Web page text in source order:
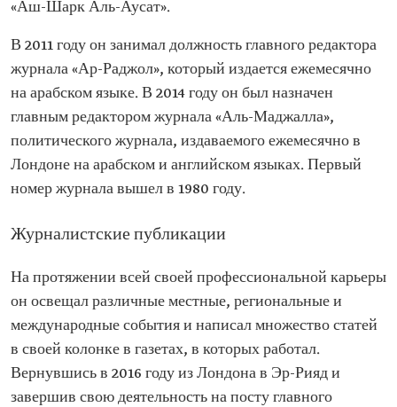
«Аш-Шарк Аль-Аусат».
В 2011 году он занимал должность главного редактора
журнала «Ар-Раджол», который издается ежемесячно
на арабском языке. В 2014 году он был назначен
главным редактором журнала «Аль-Маджалла»,
политического журнала, издаваемого ежемесячно в
Лондоне на арабском и английском языках. Первый
номер журнала вышел в 1980 году.
Журналистские публикации
На протяжении всей своей профессиональной карьеры
он освещал различные местные, региональные и
международные события и написал множество статей
в своей колонке в газетах, в которых работал.
Вернувшись в 2016 году из Лондона в Эр-Рияд и
завершив свою деятельность на посту главного